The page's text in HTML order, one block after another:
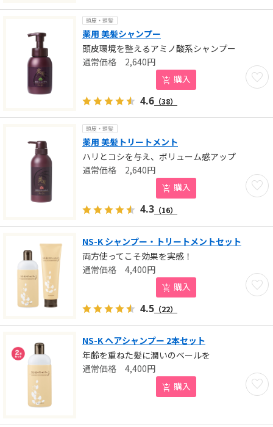
頭皮・頭髪
薬用 美髪シャンプー
頭皮環境を整えるアミノ酸系シャンプー
お気
2,640円
購入
4.6 （38）
頭皮・頭髪
薬用 美髪トリートメント
ハリとコシを与え、ボリューム感アップ
お気
2,640円
購入
4.3 （16）
NS-K シャンプー・トリートメントセット
両方使ってこそ効果を実感！
お気
4,400円
購入
4.5 （22）
NS-K ヘアシャンプー 2本セット
年齢を重ねた髪に潤いのベールを
お気
4,400円
購入